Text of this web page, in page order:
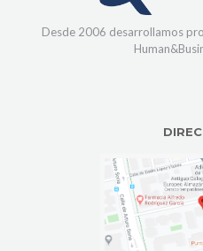
Desde 2006 desarrollamos